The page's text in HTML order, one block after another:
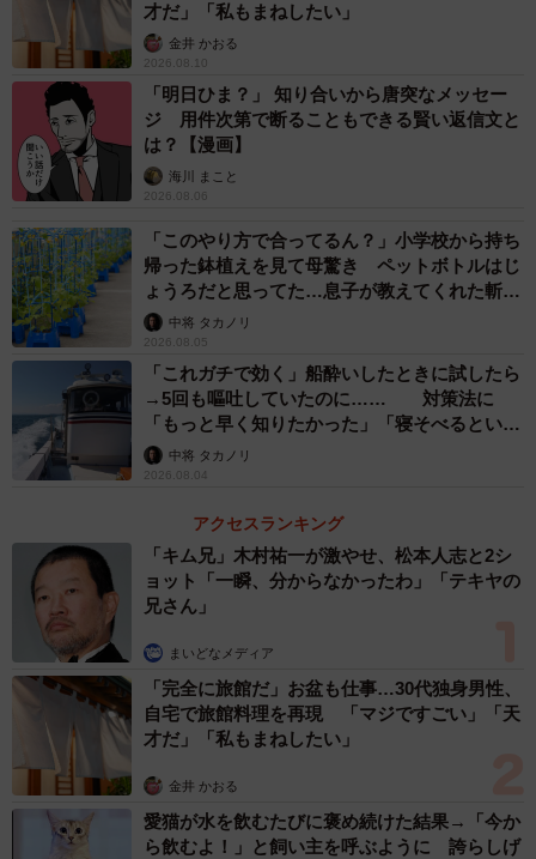
才だ」「私もまねしたい」
金井 かおる
2026.08.10
「明日ひま？」 知り合いから唐突なメッセー
ジ 用件次第で断ることもできる賢い返信文と
は？【漫画】
海川 まこと
2026.08.06
「このやり方で合ってるん？」小学校から持ち
帰った鉢植えを見て母驚き ペットボトルはじ
ょうろだと思ってた…息子が教えてくれた斬新
な水やりとは
中将 タカノリ
2026.08.05
「これガチで効く」船酔いしたときに試したら
→5回も嘔吐していたのに…… 対策法に
「もっと早く知りたかった」「寝そべるといい
らしい」
中将 タカノリ
2026.08.04
アクセスランキング
「キム兄」木村祐一が激やせ、松本人志と2シ
ョット「一瞬、分からなかったわ」「テキヤの
兄さん」
まいどなメディア
「完全に旅館だ」お盆も仕事…30代独身男性、
自宅で旅館料理を再現 「マジですごい」「天
才だ」「私もまねしたい」
金井 かおる
愛猫が水を飲むたびに褒め続けた結果→「今か
ら飲むよ！」と飼い主を呼ぶように 誇らしげ